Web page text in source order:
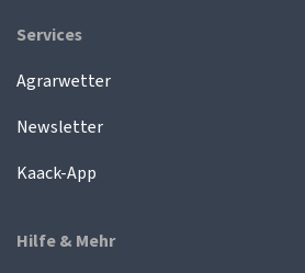
Services
Agrarwetter
Newsletter
Kaack-App
Hilfe & Mehr